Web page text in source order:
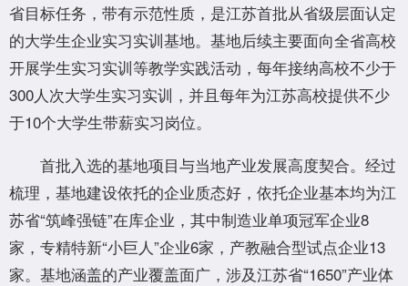
省目标任务，带有示范性质，是江苏首批从省级层面认定
的大学生企业实习实训基地。基地后续主要面向全省高校
开展学生实习实训等教学实践活动，每年接纳高校不少于
300人次大学生实习实训，并且每年为江苏高校提供不少
于10个大学生带薪实习岗位。
首批入选的基地项目与当地产业发展高度契合。经过
梳理，基地建设依托的企业质态好，依托企业基本均为江
苏省“筑峰强链”在库企业，其中制造业单项冠军企业8
家，专精特新“小巨人”企业6家，产教融合型试点企业13
家。基地涵盖的产业覆盖面广，涉及江苏省“1650”产业体